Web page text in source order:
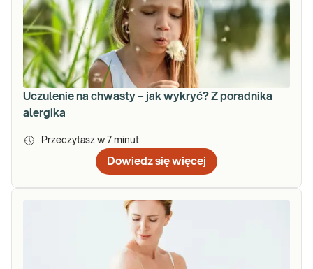
Uczulenie na chwasty – jak wykryć? Z poradnika
alergika
Przeczytasz w 7 minut
Dowiedz się więcej